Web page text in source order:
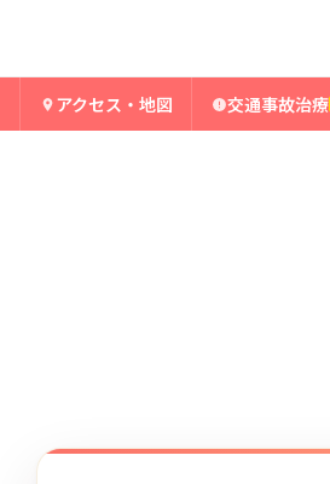
アクセス・地図 交通事故治療